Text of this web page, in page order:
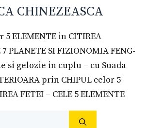
CHINEZEASCA
ELEMENTE in CITIREA
7 PLANETE SI FIZIONOMIA FENG-
si gelozie in cuplu – cu Suada
prin CHIPUL celor 5
FETEI – CELE 5 ELEMENTE